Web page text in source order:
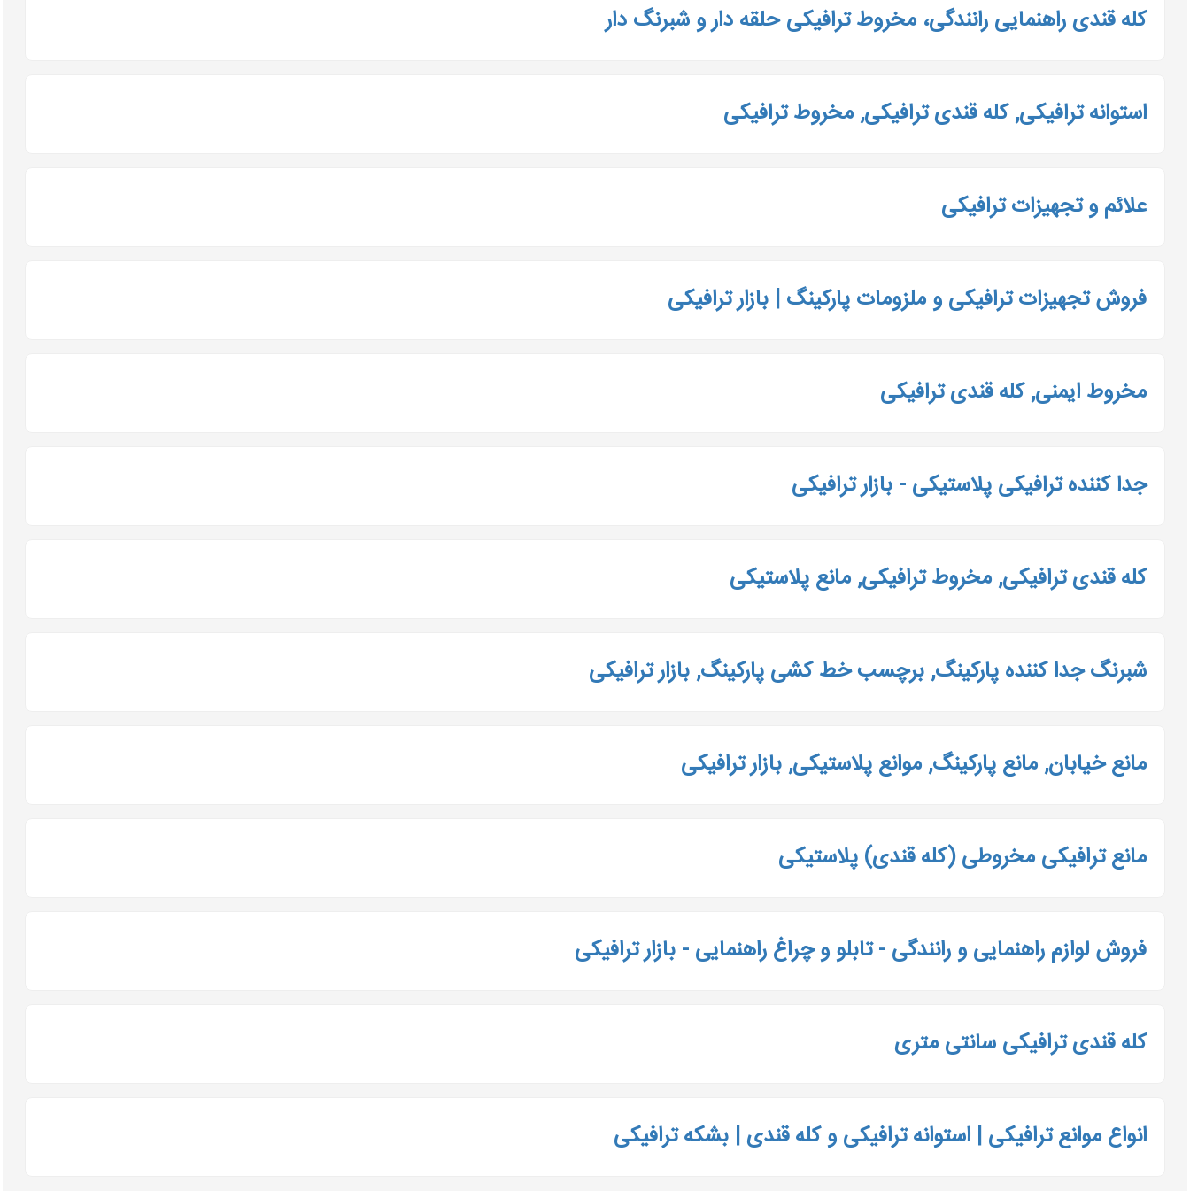
کله قندی راهنمایی رانندگی، مخروط ترافیکی حلقه دار و شبرنگ دار
استوانه ترافیکی, کله قندی ترافیکی, مخروط ترافیکی
علائم و تجهیزات ترافیکی
فروش تجهیزات ترافیکی و ملزومات پارکینگ | بازار ترافیکی
مخروط ایمنی, کله قندی ترافیکی
جدا کننده ترافیکی پلاستیکی - بازار ترافیکی
کله قندی ترافیکی, مخروط ترافیکی, مانع پلاستیکی
شبرنگ جدا کننده پارکینگ, برچسب خط کشی پارکینگ, بازار ترافیکی
مانع خیابان, مانع پارکینگ, موانع پلاستیکی, بازار ترافیکی
مانع ترافیکی مخروطی (کله قندی) پلاستیکی
فروش لوازم راهنمایی و رانندگی - تابلو و چراغ راهنمایی - بازار ترافیکی
کله قندی ترافیکی سانتی متری
انواع موانع ترافیکی | استوانه ترافیکی و کله قندی | بشکه ترافیکی